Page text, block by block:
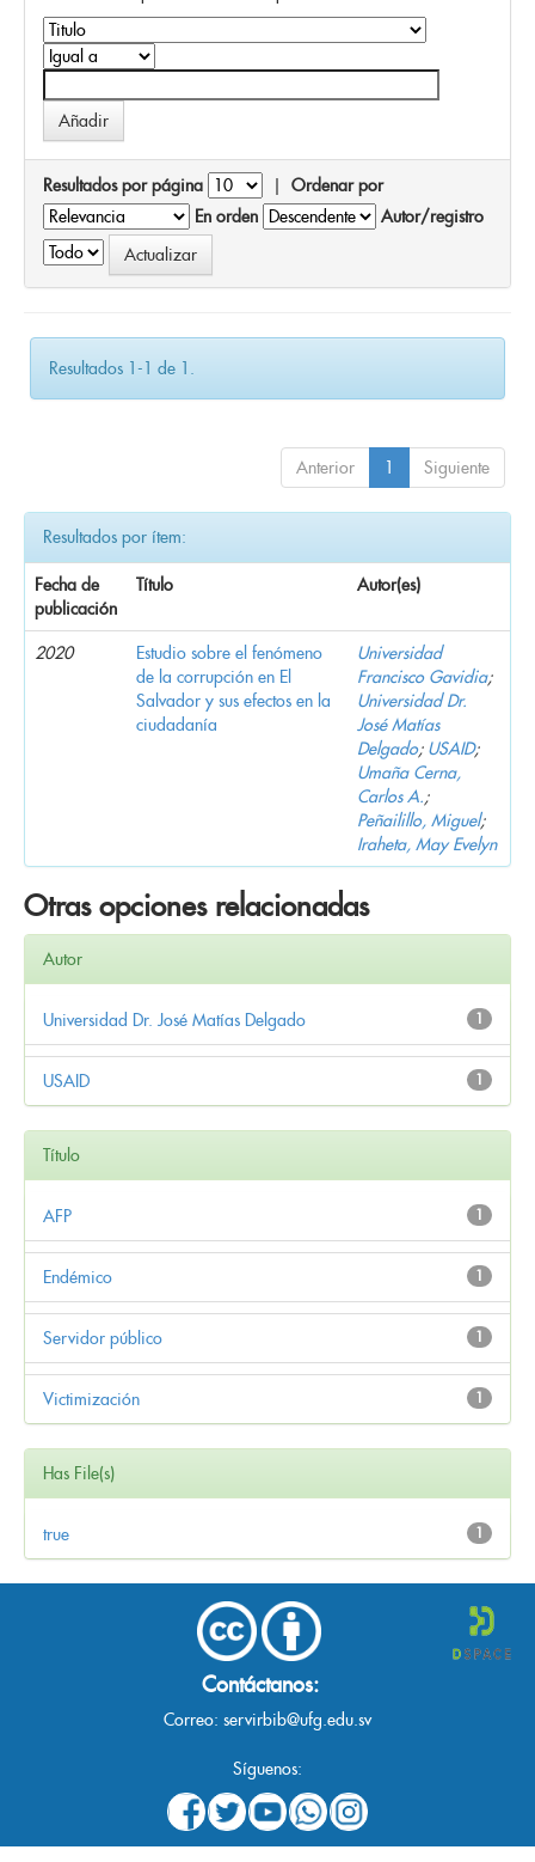
Resultados por página | Ordenar por
En orden
Autor/registro
Resultados 1-1 de 1.
Anterior 1 Siguiente
Resultados por ítem:
Fecha de
publicación
Título Autor(es)
2020
Estudio sobre el fenómeno
de la corrupción en El
Salvador y sus efectos en la
ciudadanía
Universidad
Francisco Gavidia;
Universidad Dr.
José Matías
Delgado; USAID;
Umaña Cerna,
Carlos A.;
Peñailillo, Miguel;
Iraheta, May Evelyn
Otras opciones relacionadas
Autor
1
Universidad Dr. José Matías Delgado
1
USAID
Título
1
AFP
1
Endémico
1
Servidor público
1
Victimización
Has File(s)
1
true
Contáctanos:
Correo: servirbib@ufg.edu.sv
Síguenos: